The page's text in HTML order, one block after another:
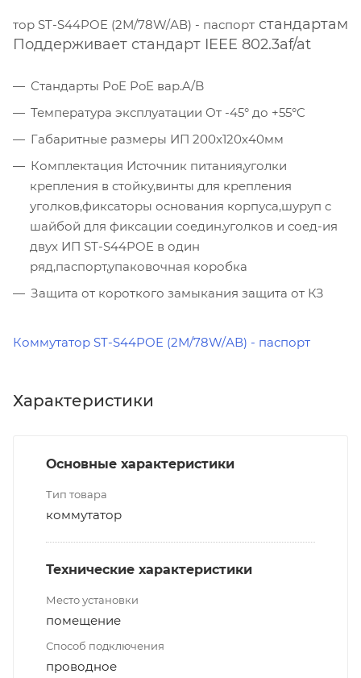
тор ST-S44POE (2М/78W/АВ) - паспорт стандартам
Поддерживает стандарт IEEE 802.3af/at
Стандарты PoE PoE вар.A/B
Температура эксплуатации От -45° до +55°C
Габаритные размеры ИП 200х120х40мм
Комплектация Источник питания,уголки
крепления в стойку,винты для крепления
уголков,фиксаторы основания корпуса,шуруп с
шайбой для фиксации соедин.уголков и соед-ия
двух ИП ST-S44POE в один
ряд,паспорт,упаковочная коробка
Защита от короткого замыкания защита от КЗ
Коммутатор ST-S44POE (2М/78W/АВ) - паспорт
Характеристики
Основные характеристики
Тип товара
коммутатор
Технические характеристики
Место установки
помещение
Способ подключения
проводное